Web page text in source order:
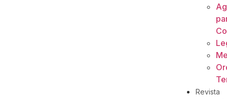
Revista